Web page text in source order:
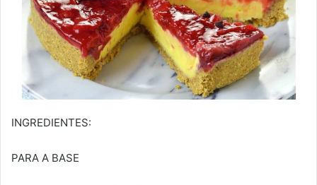
INGREDIENTES:
PARA A BASE